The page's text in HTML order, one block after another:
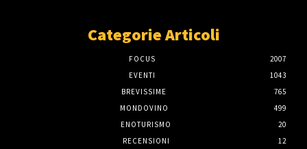
Categorie Articoli
FOCUS
2007
EVENTI
1043
BREVISSIME
765
MONDOVINO
499
ENOTURISMO
20
RECENSIONI
12